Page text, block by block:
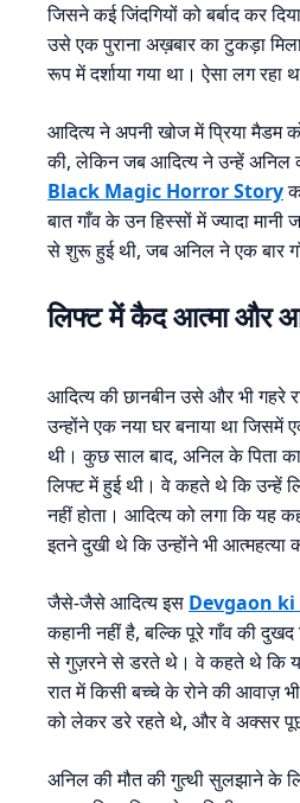
जिसने कई जिंदगियों को बर्बाद कर
उसे एक पुराना अख़बार का टुकड़ा
रूप में दर्शाया गया था। ऐसा लग
आदित्य ने अपनी खोज में प्रिया मैडम
की, लेकिन जब आदित्य ने उन्हें अनिल
Black Magic Horror Story
बात गाँव के उन हिस्सों में ज्यादा
से शुरू हुई थी, जब अनिल ने एक बार
लिफ्ट में कैद आत्मा और
आदित्य की छानबीन उसे और भी गहरे
उन्होंने एक नया घर बनाया था जिसमें
थी। कुछ साल बाद, अनिल के पिता
लिफ्ट में हुई थी। वे कहते थे कि उन्हें
नहीं होता। आदित्य को लगा कि यह
इतने दुखी थे कि उन्होंने भी
जैसे-जैसे आदित्य इस Devgaon
कहानी नहीं है, बल्कि पूरे गाँव की
से गुज़रने से डरते थे। वे कहते थे कि
रात में किसी बच्चे के रोने की आवाज़
को लेकर डरे रहते थे, और वे अक्सर
अनिल की मौत की गुत्थी सुलझाने के